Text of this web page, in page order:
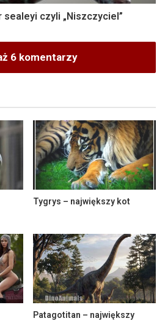
czyli „Niszczyciel”
6 komentarzy
Tygrys – największy kot
Patagotitan – największy